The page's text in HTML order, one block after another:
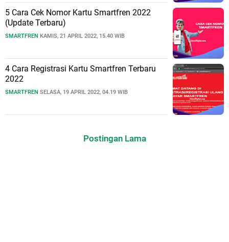
5 Cara Cek Nomor Kartu Smartfren 2022
(Update Terbaru)
SMARTFREN KAMIS, 21 APRIL 2022, 15.40 WIB
4 Cara Registrasi Kartu Smartfren Terbaru
2022
SMARTFREN SELASA, 19 APRIL 2022, 04.19 WIB
Postingan Lama